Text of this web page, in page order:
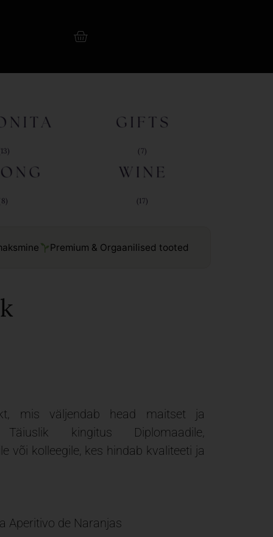
(7)
(17)
Premium & Orgaanilised tooted
mis väljendab head maitset ja
kingitus Diplomaadile,
või kolleegile, kes hindab kvaliteeti ja
Aperitivo de Naranjas